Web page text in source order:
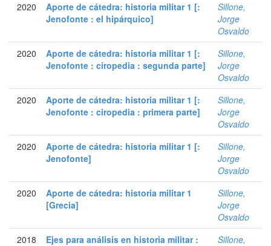
2020
Aporte de cátedra: historia militar 1 [:
Jenofonte : el hipárquico]
Sillone,
Jorge
Osvaldo
2020
Aporte de cátedra: historia militar 1 [:
Jenofonte : ciropedia : segunda parte]
Sillone,
Jorge
Osvaldo
2020
Aporte de cátedra: historia militar 1 [:
Jenofonte : ciropedia : primera parte]
Sillone,
Jorge
Osvaldo
2020
Aporte de cátedra: historia militar 1 [:
Jenofonte]
Sillone,
Jorge
Osvaldo
2020
Aporte de cátedra: historia militar 1
[Grecia]
Sillone,
Jorge
Osvaldo
2018
Ejes para análisis en historia militar :
Sillone,